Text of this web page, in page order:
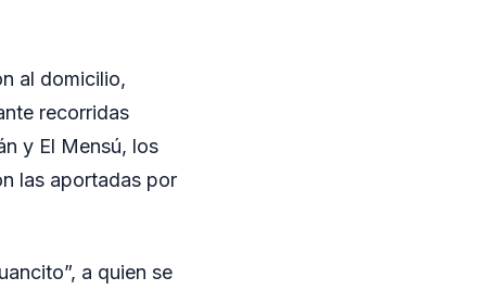
al domicilio,
recorridas
y El Mensú, los
las aportadas por
a quien se